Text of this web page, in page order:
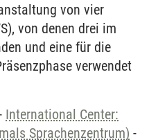
von vier
von denen drei im
und eine für die
verwendet
International Center:
Sprachenzentrum) -